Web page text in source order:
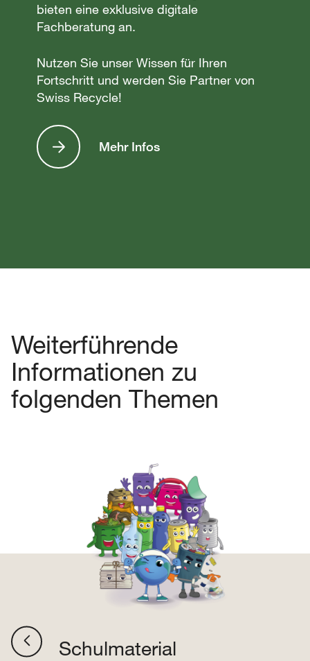
bieten eine exklusive digitale
Fachberatung an.
Nutzen Sie unser Wissen für Ihren
Fortschritt und werden Sie Partner von
Swiss Recycle!
Mehr Infos
Weiterführende
Informationen zu
folgenden Themen
Schulmaterial